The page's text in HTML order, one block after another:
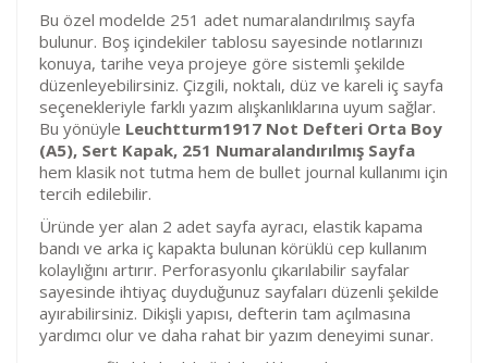
Bu özel modelde 251 adet numaralandırılmış sayfa
bulunur. Boş içindekiler tablosu sayesinde notlarınızı
konuya, tarihe veya projeye göre sistemli şekilde
düzenleyebilirsiniz. Çizgili, noktalı, düz ve kareli iç sayfa
seçenekleriyle farklı yazım alışkanlıklarına uyum sağlar.
Bu yönüyle Leuchtturm1917 Not Defteri Orta Boy
(A5), Sert Kapak, 251 Numaralandırılmış Sayfa
hem klasik not tutma hem de bullet journal kullanımı için
tercih edilebilir.
Üründe yer alan 2 adet sayfa ayracı, elastik kapama
bandı ve arka iç kapakta bulunan körüklü cep kullanım
kolaylığını artırır. Perforasyonlu çıkarılabilir sayfalar
sayesinde ihtiyaç duyduğunuz sayfaları düzenli şekilde
ayırabilirsiniz. Dikişli yapısı, defterin tam açılmasına
yardımcı olur ve daha rahat bir yazım deneyimi sunar.